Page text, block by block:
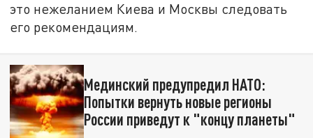
это нежеланием Киева и Москвы следовать
его рекомендациям.
Мединский предупредил НАТО:
Попытки вернуть новые регионы
России приведут к "концу планеты"